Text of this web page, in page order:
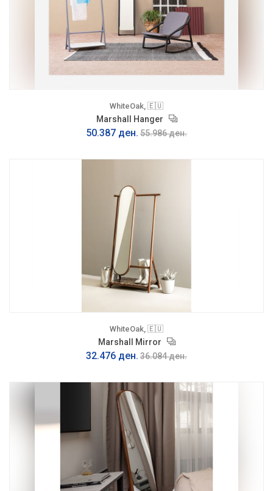
WhiteOak, 🇪🇺
Marshall Hanger
50.387 ден. 55.986 ден.
WhiteOak, 🇪🇺
Marshall Mirror
32.476 ден. 36.084 ден.